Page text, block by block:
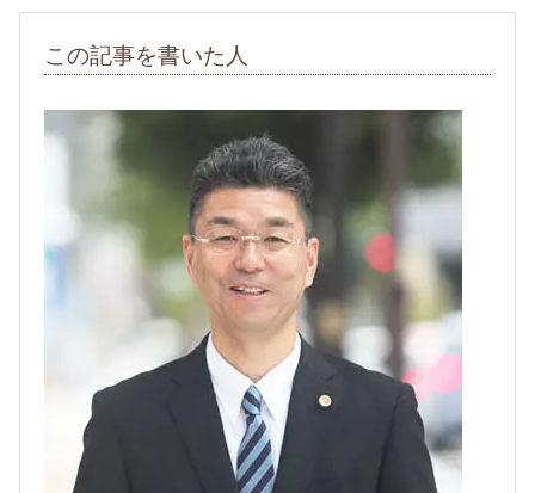
この記事を書いた人